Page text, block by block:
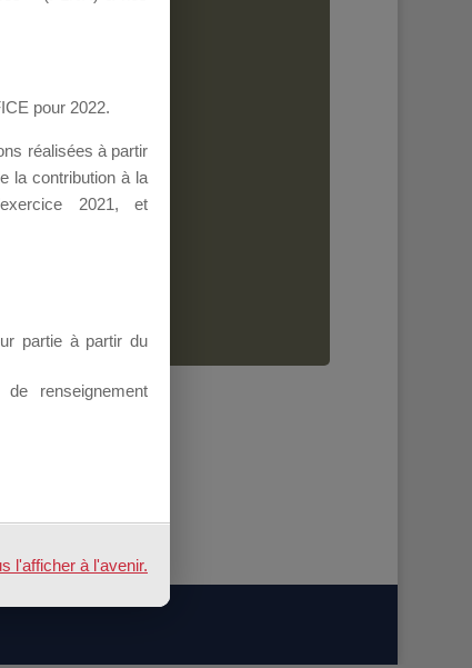
pour 2022.
réalisées à partir
la contribution à la
2021, et
partie à partir du
renseignement
l'afficher à l'avenir.